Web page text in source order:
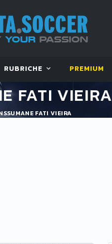
RUBRICHE PREMIUM
FATI VIEIRA
FATI VIEIRA